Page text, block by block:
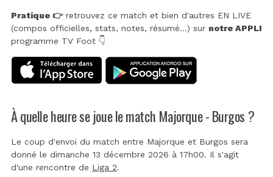
Pratique 👉retrouvez ce match et bien d'autres EN LIVE
(compos officielles, stats, notes, résumé...) sur notre APPLI
programme TV Foot 👇
À quelle heure se joue le match Majorque - Burgos ?
Le coup d'envoi du match entre Majorque et Burgos sera
donné le dimanche 13 décembre 2026 à 17h00. Il s'agit
d'une rencontre de Liga 2.